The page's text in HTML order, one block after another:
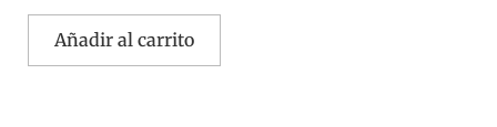
Añadir al carrito